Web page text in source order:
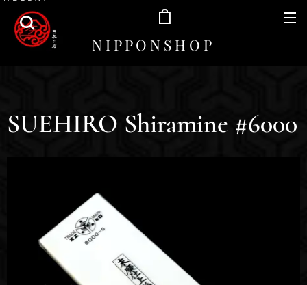
N I P P O N S H O P
SUEHIRO Shiramine #6000